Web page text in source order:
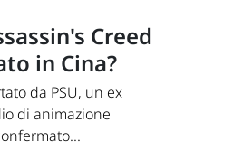
Creed
in Cina?
da PSU, un ex
di animazione